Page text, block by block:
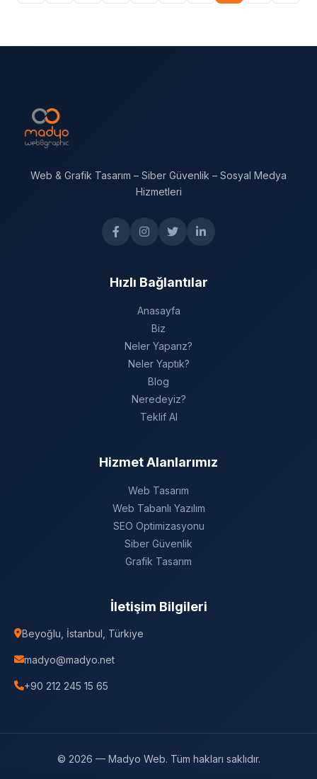
Web & Grafik Tasarım – Siber Güvenlik – Sosyal Medya
Hizmetleri
Hızlı Bağlantılar
Anasayfa
Biz
Neler Yaparız?
Neler Yaptık?
Blog
Neredeyiz?
Teklif Al
Hizmet Alanlarımız
Web Tasarım
Web Tabanlı Yazılım
SEO Optimizasyonu
Siber Güvenlik
Grafik Tasarım
İletişim Bilgileri
Beyoğlu, İstanbul, Türkiye
madyo@madyo.net
+90 212 245 15 65
© 2026 — Madyo Web. Tüm hakları saklıdır.